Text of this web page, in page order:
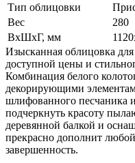
Тип облицовки
Вес
280
ВхШхГ, мм
Изысканная облицовка
доступной цены и
Комбинация белого
декорирующими
шлифованного песчаника
подчеркнуть красоту
деревянной балкой и
прекрасно дополнит
завершенность.